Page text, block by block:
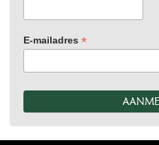
E-mailadres *